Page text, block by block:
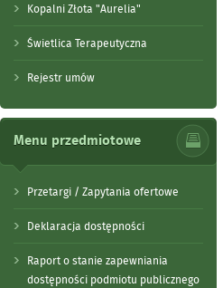
Kopalni Złota "Aurelia"
Świetlica Terapeutyczna
Rejestr umów
Menu przedmiotowe
Przetargi / Zapytania ofertowe
Deklaracja dostępności
Raport o stanie zapewniania
dostępności podmiotu publicznego